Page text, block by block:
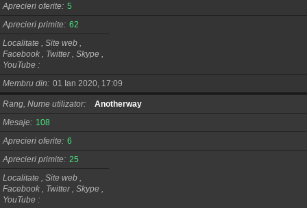
Aprecieri oferite 5
Aprecieri primite 62
Localitate , Site web ,
Facebook , Twitter , Skype ,
YouTube
Membru din
01 Ian 2020, 17:09
Rang, Nume utilizator
Anotherway
Mesaje
108
Aprecieri oferite 6
Aprecieri primite 25
Localitate , Site web ,
Facebook , Twitter , Skype ,
YouTube